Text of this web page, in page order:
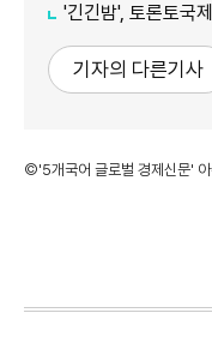
'긴긴밤', 토론토국
기자의 다른기사
©'5개국어 글로벌 경제신문' 아